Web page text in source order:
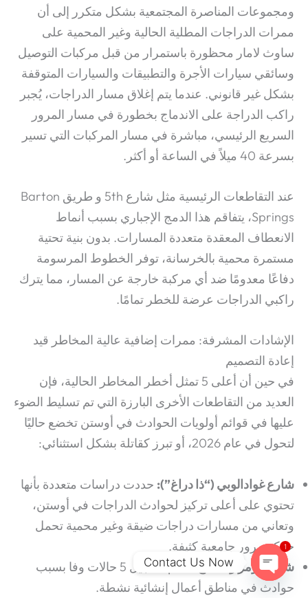
ومجموعات المناصرة المجتمعية بشكل متكرر إلى أن
ممرات الدراجات المطلية الحالية وغير المحمية على
ساوث لامار محظورة باستمرار من قبل مركبات التوصيل
وسائقي سيارات الأجرة والتطبيقات والسيارات المتوقفة
بشكل غير قانوني. عندما يتم إغلاق مسار الدراجات، يُجبر
راكب الدراجة على الاندماج بخطورة في مسار المرور
السريع الرئيسي، مباشرة في مسار المركبات التي تسير
بسرعة 40 ميلاً في الساعة أو أكثر.
عند التقاطعات الرئيسية مثل شارع 5th و طريق Barton
Springs، يتفاقم هذا الدمج الإجباري بسبب أنماط
الانعطاف المعقدة متعددة المسارات. بدون بنية تحتية
مستمرة محمية بالخرسانة، توفر الخطوط المرسومة
دفاعًا معدومًا ضد أي مركبة خارجة عن المسار، مما يترك
راكبي الدراجات عرضة للخطر تمامًا.
الإشادات المشرفة: ممرات إضافية عالية المخاطر قيد
إعادة التصميم
في حين أن أعلى 5 تمثل أخطر المخاطر الحالية، فإن
العديد من التقاطعات الأخرى البارزة التي تم تسليط الضوء
عليها في قوائم أولويات الحوادث في أوستن تخضع حاليًا
لتحول في عام 2026، أو تبرز كقاتلة بشكل استثنائي:
شارع غوادالوبي (“ذا دراغ”): حددت دراسات متعددة بأنها
تحتوي على أعلى تركيز لحوادث الدراجات في أوستن،
وتعاني من مسارات دراجات ضيقة وغير محمية تحمل
حركة مرور جامعية كثيفة.
شارع بارمر و تقاطع 35
تم تسجيل 5 حالات وفا بسبب
حوادث في مناطق أعمال إنشائية نشطة.
Contact Us Now
Open chaty
1